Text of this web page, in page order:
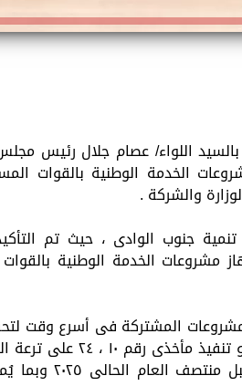
بالسيد اللواء/ عصام جلال رئيس
الخدمة الوطنية بالقوات
والشركة .
جنوب الوادى ، حيث تم
مشروعات الخدمة الوطنية
المشتركة فى أسرع وقت
القصوى منها ، مثل التأكيد على أهمية
أعمال مشروع تنمية شمال سيناء